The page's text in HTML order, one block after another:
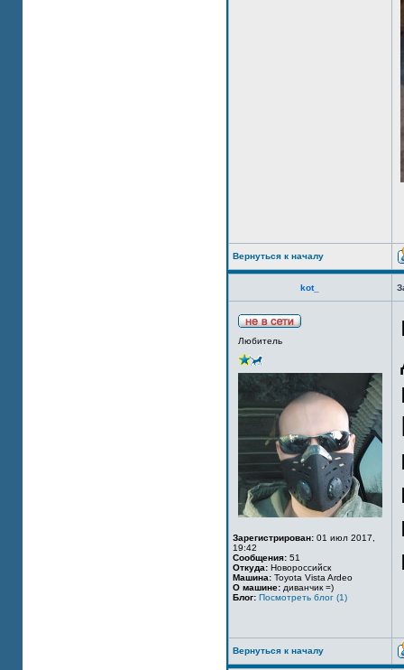
Вернуться к началу
kot_
Любитель
Зарегистрирован: 01 июл 2017,
19:42
Сообщения: 51
Откуда: Новороссийск
Машина: Toyota Vista Ardeo
О машине: диванчик =)
Блог: Посмотреть блог (1)
Вернуться к началу